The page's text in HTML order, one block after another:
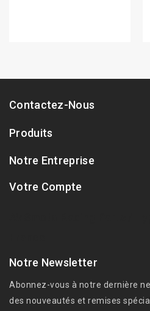
Contactez-Nous
Produits
Notre Entreprise
Votre Compte
Notre Newsletter
Abonnez-vous à notre dernière
des nouveautés et remises